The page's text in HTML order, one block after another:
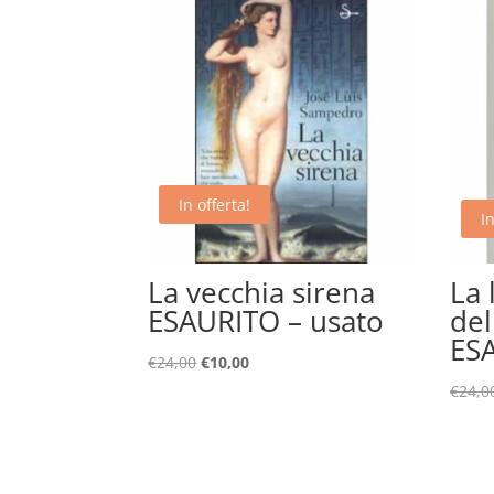
In offerta!
La vecchia sirena
ESAURITO – usato
€24,00Il
€10,00Il
La
€